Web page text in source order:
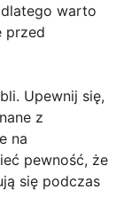
dlatego warto
przed
Upewnij się,
z
na
pewność, że
się podczas